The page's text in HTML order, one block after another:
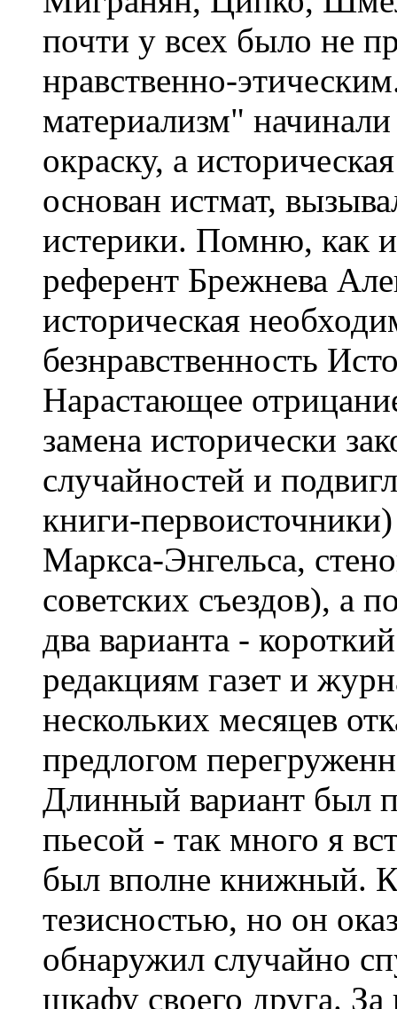
почти у всех было не
нравственно-
материализм"
окраску, а
основан истмат,
истерики. Помню, как
референт Брежнева
историческая
безнравственность
Нарастающее
замена исторически
случайностей и
книги-
Маркса-Энгельса,
советских съездов), а
два варианта -
редакциям газет и
нескольких месяцев
предлогом
Длинный вариант был
пьесой - так много я
был вполне книжный.
тезисностью, но он
обнаружил случайно
шкафу своего друга.